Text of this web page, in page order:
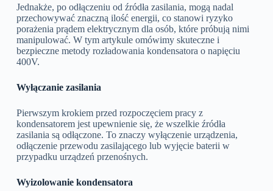
Jednakże, po odłączeniu od źródła zasilania, mogą nadal
przechowywać znaczną ilość energii, co stanowi ryzyko
porażenia prądem elektrycznym dla osób, które próbują nimi
manipulować. W tym artykule omówimy skuteczne i
bezpieczne metody rozładowania kondensatora o napięciu
400V.
Wyłączanie zasilania
Pierwszym krokiem przed rozpoczęciem pracy z
kondensatorem jest upewnienie się, że wszelkie źródła
zasilania są odłączone. To znaczy wyłączenie urządzenia,
odłączenie przewodu zasilającego lub wyjęcie baterii w
przypadku urządzeń przenośnych.
Wyizolowanie kondensatora